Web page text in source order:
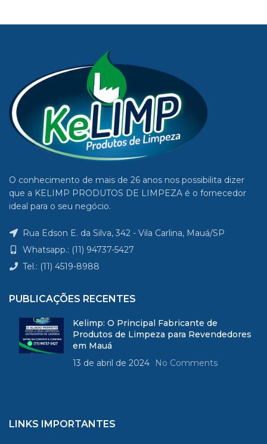
Os Limpadores Multiuso
Kelimpsão os seus mais
fiéis companheiros nas
limpezas diárias, fazendo o
trabalho prático de deixar
superfícies rapidamente
limpas e perfumadas,
permitindo, inclusive, apoio
nas suas tarefas mais difíceis
por toda a casa.
Embalagem: 5 Litros
O conhecimento de mais de 26 anos nos possibilita dizer
que a KELIMP PRODUTOS DE LIMPEZA é o fornecedor
ideal para o seu negócio.
Rua Edson E. da Silva, 342 - Vila Carlina, Mauá/SP
Whatsapp.: (11) 94737-5427
Tel.: (11) 4519-8988
PUBLICAÇÕES RECENTES
Kelimp: O Principal Fabricante de
Produtos de Limpeza para Revendedores
em Mauá
13 de abril de 2024
No Comments
LINKS IMPORTANTES